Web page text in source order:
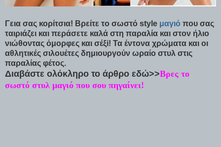
Γεια σας κορίτσια! Βρείτε το σωστό style μαγιό που σας
ταιριάζει και περάσετε καλά στη παραλία και στον ήλιο
νιώθοντας όμορφες και σέξi! Τα έντονα χρώματα και οι
αθλητικές σιλουέτες δημιουργούν ωραίο στυλ στις
παραλίας φέτος.
Διαβάστε ολόκληρο το άρθρο εδώ>>Βρες το
σωστό στυλ μαγιό που σου πηγαίνει!